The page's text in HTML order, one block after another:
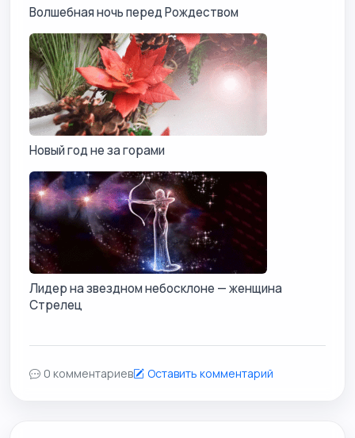
Волшебная ночь перед Рождеством
Новый год не за горами
Лидер на звездном небосклоне — женщина
Стрелец
0 комментариев Оставить комментарий